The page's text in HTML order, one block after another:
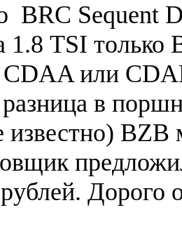
BRC Sequent
1.8 TSI только
CDAA или
в
известно) BZB
Дорого